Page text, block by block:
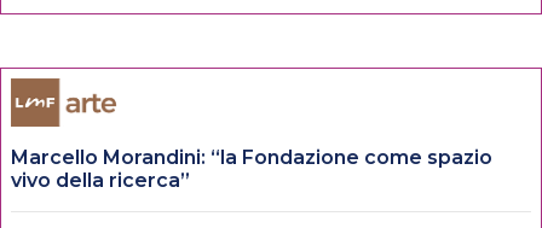
Marcello Morandini: “la Fondazione come spazio
vivo della ricerca”